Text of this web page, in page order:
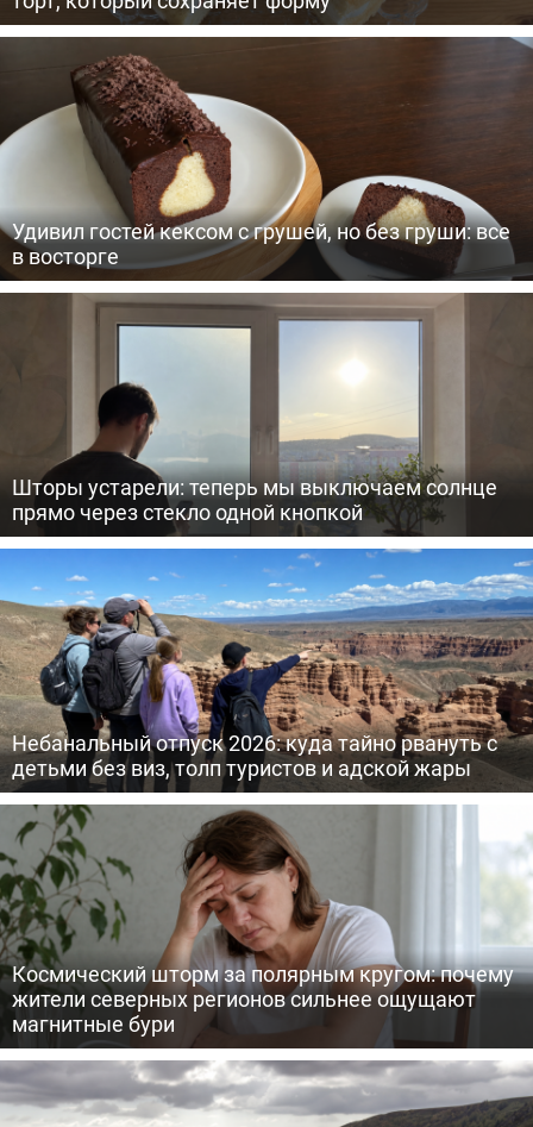
Удивил гостей кексом с грушей, но без груши: все
в восторге
Шторы устарели: теперь мы выключаем солнце
прямо через стекло одной кнопкой
Небанальный отпуск 2026: куда тайно рвануть с
детьми без виз, толп туристов и адской жары
Космический шторм за полярным кругом: почему
жители северных регионов сильнее ощущают
магнитные бури